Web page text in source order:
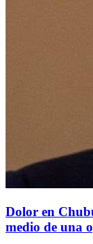
Dolor en
medio de una